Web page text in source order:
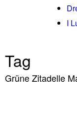
I
Tag
Grüne Zitadelle